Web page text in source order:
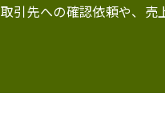
取引先への確認依頼や、売